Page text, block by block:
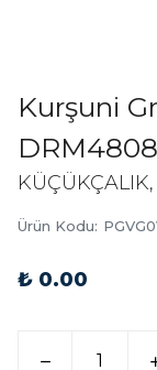
Kurşuni
Ürün Kodu:
₺ 0.00